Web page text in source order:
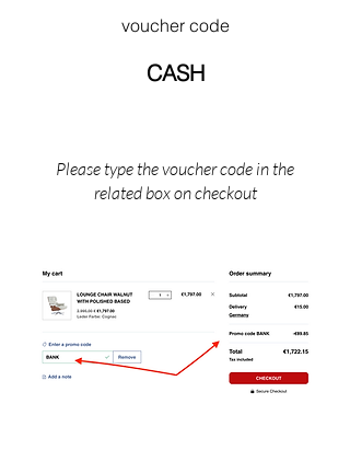
knogle'-arkitektur. Hans senere værker giver
ideen om en universel, forenklet arkitektur
Mies døde i Chicago, Illinois i 1969.
voucher code
CASH
Please type the voucher code in the
related box on checkout